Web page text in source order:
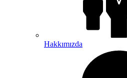
Hakkımızda